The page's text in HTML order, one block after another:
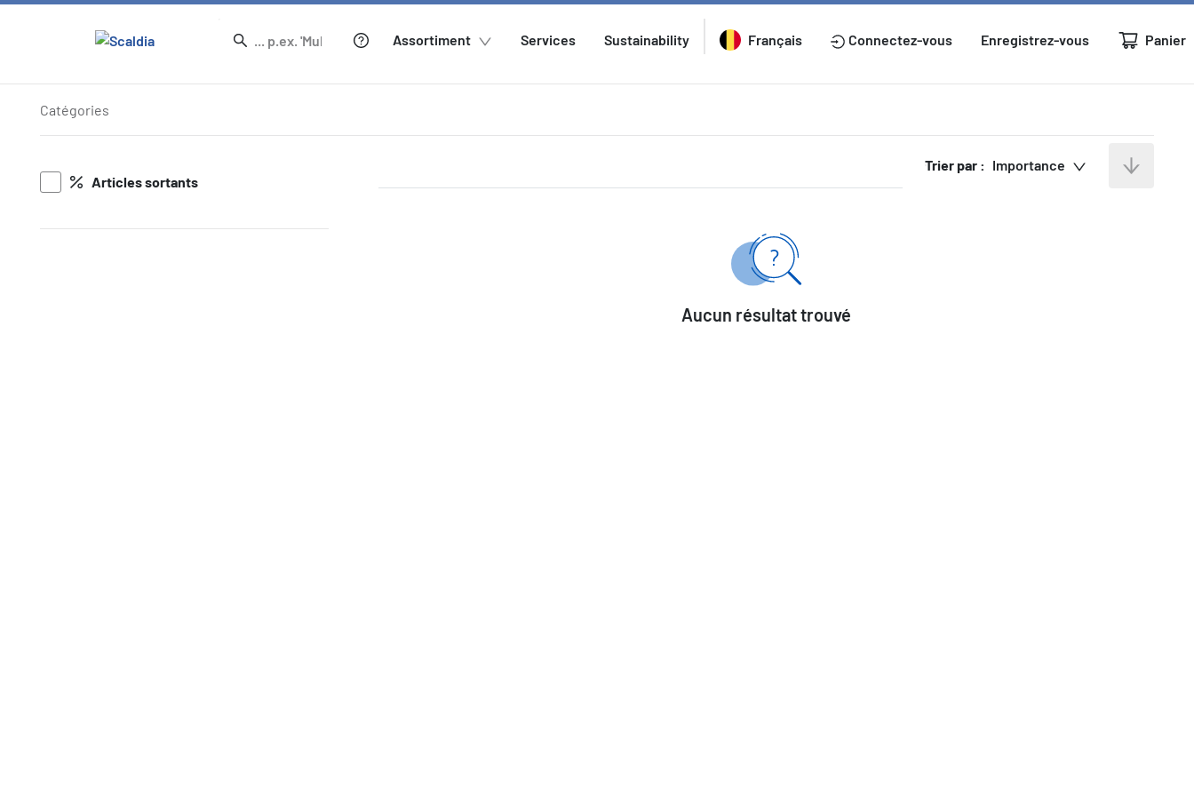
Assortiment Services Sustainability Français Connectez-vous Enregistrez-vous Panier
Articles
Catégories
Articles sortants
Trier par : Importance
Aucun résultat trouvé